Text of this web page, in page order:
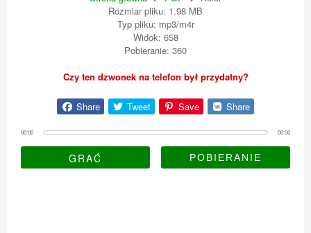
Rozmiar pliku: 1.98 MB
Typ pliku: mp3/m4r
Widok: 658
Pobieranie: 360
Czy ten dzwonek na telefon był przydatny?
Share Tweet Save Share
00:00 00:00
GRAĆ